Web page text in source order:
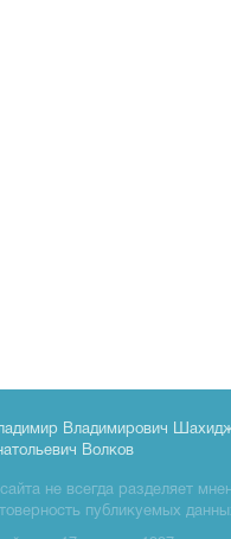
Владимирович
Волков
не всегда разделяет
публикуемых